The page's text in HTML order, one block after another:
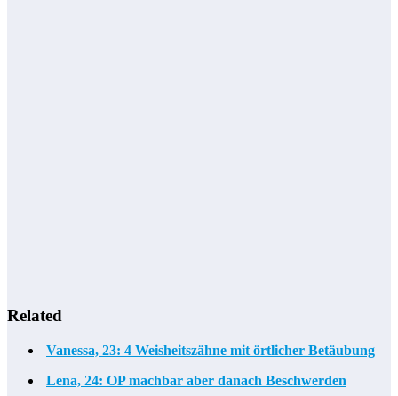
Related
Vanessa, 23: 4 Weisheitszähne mit örtlicher Betäubung
Lena, 24: OP machbar aber danach Beschwerden